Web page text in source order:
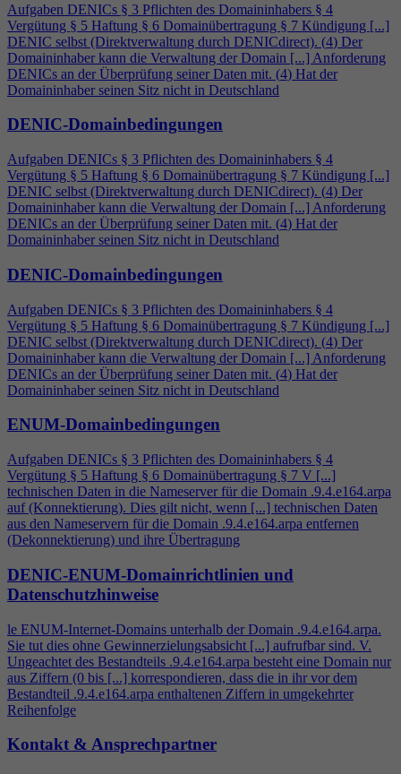
Aufgaben DENICs § 3 Pflichten des Domaininhabers § 4
Vergütung § 5 Haftung § 6 Domainübertragung § 7 Kündigung [...]
DENIC selbst (Direktverwaltung durch DENICdirect). (4) Der
Domaininhaber kann die Verwaltung der Domain [...] Anforderung
DENICs an der Überprüfung seiner Daten mit. (4) Hat der
Domaininhaber seinen Sitz nicht in Deutschland
DENIC-Domainbedingungen
Aufgaben DENICs § 3 Pflichten des Domaininhabers § 4
Vergütung § 5 Haftung § 6 Domainübertragung § 7 Kündigung [...]
DENIC selbst (Direktverwaltung durch DENICdirect). (4) Der
Domaininhaber kann die Verwaltung der Domain [...] Anforderung
DENICs an der Überprüfung seiner Daten mit. (4) Hat der
Domaininhaber seinen Sitz nicht in Deutschland
DENIC-Domainbedingungen
Aufgaben DENICs § 3 Pflichten des Domaininhabers § 4
Vergütung § 5 Haftung § 6 Domainübertragung § 7 Kündigung [...]
DENIC selbst (Direktverwaltung durch DENICdirect). (4) Der
Domaininhaber kann die Verwaltung der Domain [...] Anforderung
DENICs an der Überprüfung seiner Daten mit. (4) Hat der
Domaininhaber seinen Sitz nicht in Deutschland
ENUM-Domainbedingungen
Aufgaben DENICs § 3 Pflichten des Domaininhabers § 4
Vergütung § 5 Haftung § 6 Domainübertragung § 7 V [...]
technischen Daten in die Nameserver für die Domain .9.4.e164.arpa
auf (Konnektierung). Dies gilt nicht, wenn [...] technischen Daten
aus den Nameservern für die Domain .9.4.e164.arpa entfernen
(Dekonnektierung) und ihre Übertragung
DENIC-ENUM-Domainrichtlinien und
Datenschutzhinweise
le ENUM-Internet-Domains unterhalb der Domain .9.4.e164.arpa.
Sie tut dies ohne Gewinnerzielungsabsicht [...] aufrufbar sind. V.
Ungeachtet des Bestandteils .9.4.e164.arpa besteht eine Domain nur
aus Ziffern (0 bis [...] korrespondieren, dass die in ihr vor dem
Bestandteil .9.4.e164.arpa enthaltenen Ziffern in umgekehrter
Reihenfolge
Kontakt & Ansprechpartner